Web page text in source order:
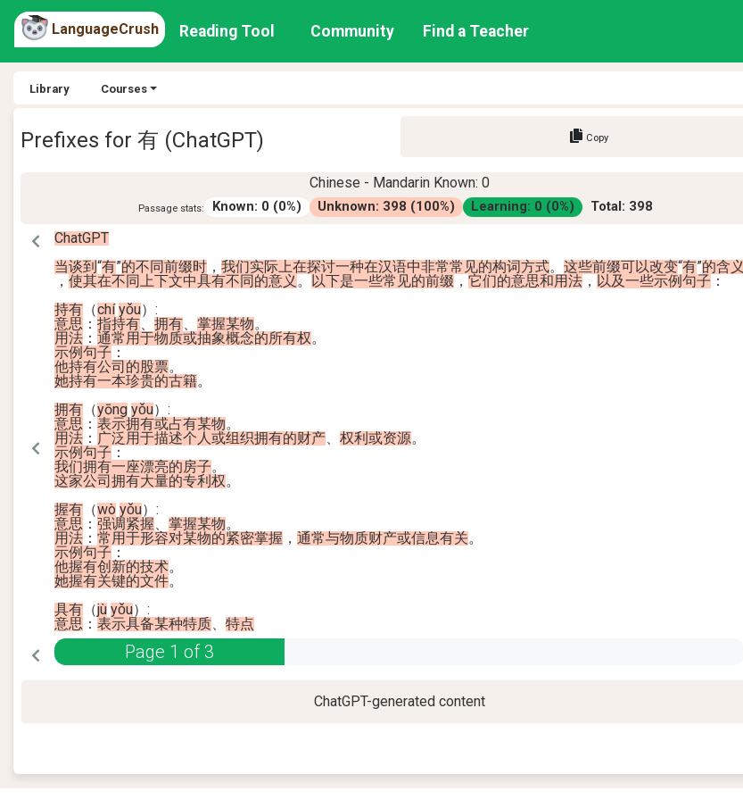
LanguageCrush Reading Tool Community Find a Teacher
Library Courses
Prefixes for 有 (ChatGPT) Copy
Chinese - Mandarin Known: 0
Passage stats: Known: 0 (0%) Unknown: 398 (100%) Learning: 0 (0%) Total : 398
ChatGPT
当谈到“有”的不同前缀时 ， 我们实际上在探讨一种在汉语中非常常见的构词方式。 这些前缀可以改变“有”的含义
， 使其在不同上下文中具有不同的意义 。 以下是一些常见的前缀 ， 它们的意思和用法 ， 以及一些示例句子 ：
持有 （chí yǒu） :
意思 ： 指持有、 拥有、 掌握某物。
用法 ： 通常用于物质或抽象概念的所有权。
示例句子 ：
他持有公司的股票。
她持有一本珍贵的古籍。
拥有 （yōng yǒu） :
意思 ： 表示拥有或占有某物。
用法 ： 广泛用于描述个人或组织拥有的财产、 权利或资源。
示例句子 ：
我们拥有一座漂亮的房子。
这家公司拥有大量的专利权。
握有 （wò yǒu） :
意思 ： 强调紧握、 掌握某物。
用法 ： 常用于形容对某物的紧密掌握 ， 通常与物质财产或信息有关。
示例句子 ：
他握有创新的技术。
她握有关键的文件。
具有 （jù yǒu） :
意思 ： 表示具备某种特质、 特点
Page 1 of3
ChatGPT-generated content